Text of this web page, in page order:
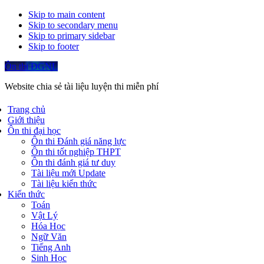
Skip to main content
Skip to secondary menu
Skip to primary sidebar
Skip to footer
Ôn thi ĐGNL
Website chia sẻ tài liệu luyện thi miễn phí
Trang chủ
Giới thiệu
Ôn thi đại học
Ôn thi Đánh giá năng lực
Ôn thi tốt nghiệp THPT
Ôn thi đánh giá tư duy
Tài liệu mới Update
Tài liệu kiến thức
Kiến thức
Toán
Vật Lý
Hóa Học
Ngữ Văn
Tiếng Anh
Sinh Học